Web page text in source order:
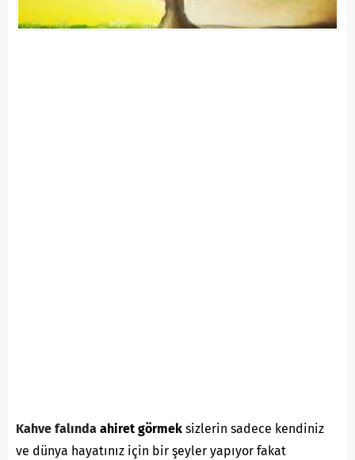
Kahve falında ahiret görmek sizlerin sadece kendiniz
ve dünya hayatınız için bir şeyler yapıyor fakat